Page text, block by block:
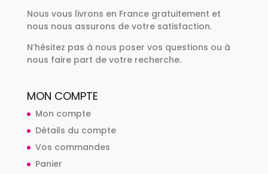
Nous vous livrons en France gratuitement et
nous nous assurons de votre satisfaction.
N’hésitez pas à nous poser vos questions ou à
nous faire part de votre recherche.
MON COMPTE
Mon compte
Détails du compte
Vos commandes
Panier